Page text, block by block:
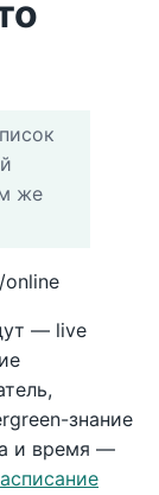
же
— live
знание
и время —